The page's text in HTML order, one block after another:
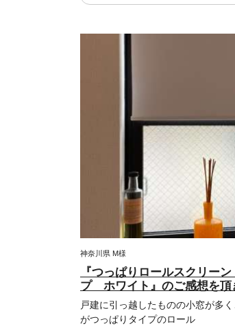
神奈川県 M様
『つっぱりロールスクリー
プ ホワイト』のご感想を頂
戸建に引っ越したものの小窓が多
がつっぱりタイプのロール